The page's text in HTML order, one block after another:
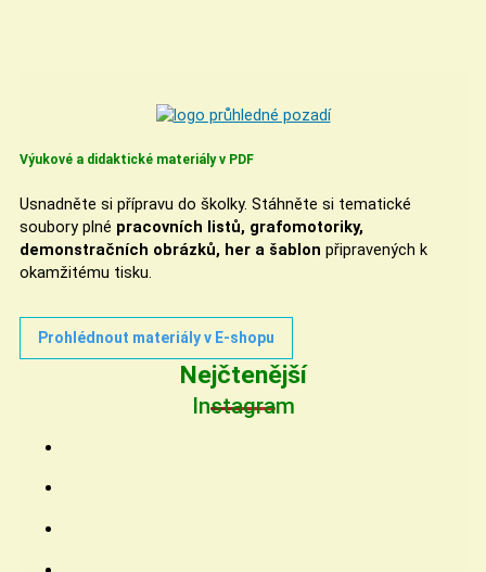
Výukové a didaktické materiály v PDF
Usnadněte si přípravu do školky. Stáhněte si tematické
soubory plné pracovních listů, grafomotoriky,
demonstračních obrázků, her a šablon připravených k
okamžitému tisku.
Prohlédnout materiály v E-shopu
Nejčtenější
Instagram